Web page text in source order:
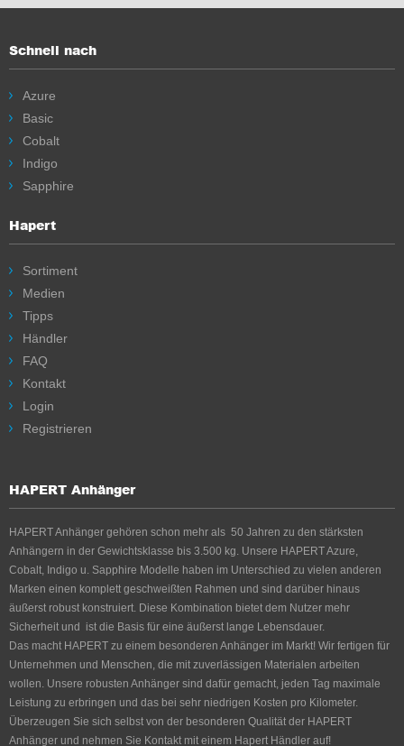
Schnell nach
Azure
Basic
Cobalt
Indigo
Sapphire
Hapert
Sortiment
Medien
Tipps
Händler
FAQ
Kontakt
Login
Registrieren
HAPERT Anhänger
HAPERT Anhänger gehören schon mehr als 50 Jahren zu den stärksten
Anhängern in der Gewichtsklasse bis 3.500 kg. Unsere HAPERT Azure,
Cobalt, Indigo u. Sapphire Modelle haben im Unterschied zu vielen anderen
Marken einen komplett geschweißten Rahmen und sind darüber hinaus
äußerst robust konstruiert. Diese Kombination bietet dem Nutzer mehr
Sicherheit und ist die Basis für eine äußerst lange Lebensdauer.
Das macht HAPERT zu einem besonderen Anhänger im Markt! Wir fertigen für
Unternehmen und Menschen, die mit zuverlässigen Materialen arbeiten
wollen. Unsere robusten Anhänger sind dafür gemacht, jeden Tag maximale
Leistung zu erbringen und das bei sehr niedrigen Kosten pro Kilometer.
Überzeugen Sie sich selbst von der besonderen Qualität der HAPERT
Anhänger und nehmen Sie Kontakt mit einem Hapert Händler auf!